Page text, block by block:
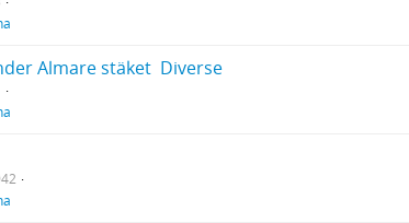
Almare stäket  Diverse